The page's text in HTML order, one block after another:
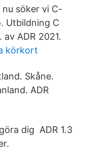
söker vi C-
Utbildning C
ADR 2021.
körkort
Skåne.
ADR
dig ADR 1.3